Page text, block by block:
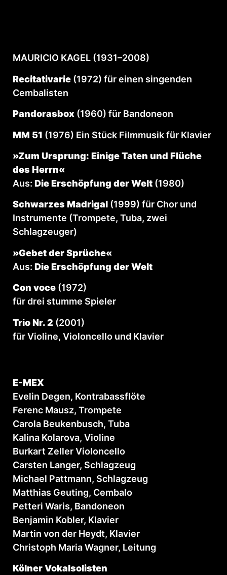
MAURICIO KAGEL (1931–2008)
Recitativarie (1972) für einen singenden
Cembalisten
Pandorasbox (1960) für Bandoneon
MM 51 (1976) Ein Stück Filmmusik für Klavier
»Zum Ursprung: Einige Taten und Flüche
des Herrn«
Aus: Die Erschöpfung der Welt (1980)
Schwarzes Madrigal (1999) für Chor und
Instrumente (Trompete, Tuba, zwei
Schlagzeuger)
»Gebet der Sprüche«
Aus: Die Erschöpfung der Welt
Con voce (1972)
für drei stumme Spieler
Trio Nr. 2 (2001)
für Violine, Violoncello und Klavier
E-MEX
Evelin Degen, Kontrabassflöte
Ferenc Mausz, Trompete
Carola Beukenbusch, Tuba
Kalina Kolarova, Violine
Burkart Zeller Violoncello
Carsten Langer, Schlagzeug
Michael Pattmann, Schlagzeug
Matthias Geuting, Cembalo
Petteri Waris, Bandoneon
Benjamin Kobler, Klavier
Martin von der Heydt, Klavier
Christoph Maria Wagner, Leitung
Kölner Vokalsolisten